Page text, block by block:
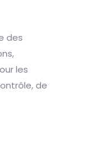
des
les
de